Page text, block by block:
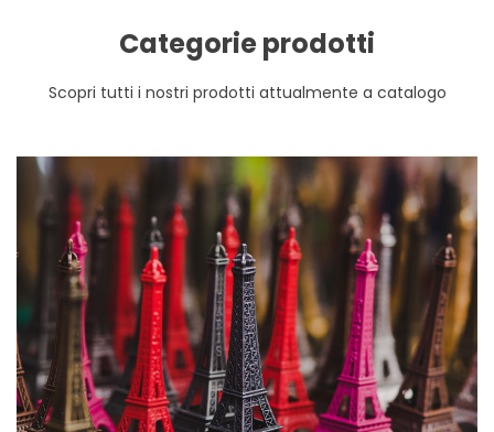
Categorie prodotti
Scopri tutti i nostri prodotti attualmente a catalogo